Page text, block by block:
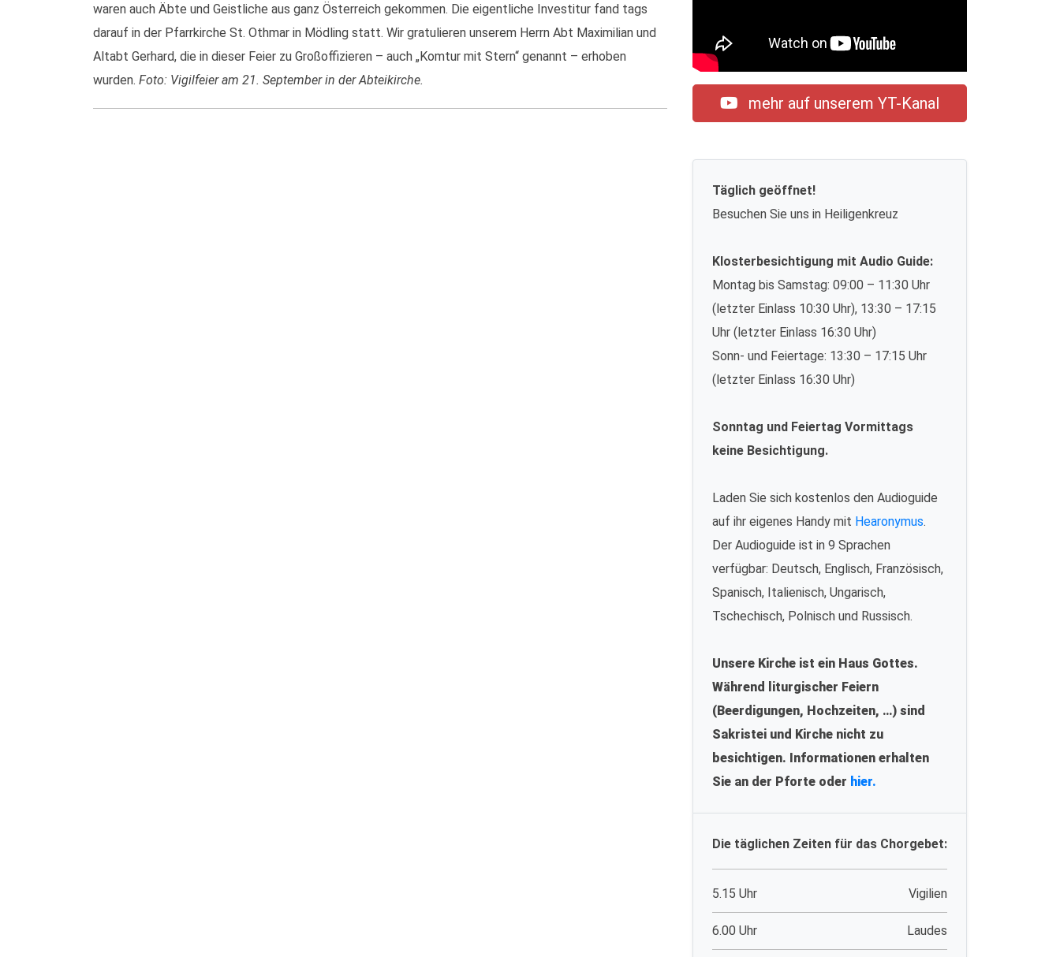
waren auch Äbte und Geistliche aus ganz Österreich gekommen. Die eigentliche Investitur fand tags
darauf in der Pfarrkirche St. Othmar in Mödling statt. Wir gratulieren unserem Herrn Abt Maximilian und
Altabt Gerhard, die in dieser Feier zu Großoffizieren – auch „Komtur mit Stern“ genannt – erhoben
wurden. Foto: Vigilfeier am 21. September in der Abteikirche.
mehr auf unserem YT-Kanal
Täglich geöffnet!
Besuchen Sie uns in Heiligenkreuz
Klosterbesichtigung mit Audio Guide:
Montag bis Samstag: 09:00 – 11:30 Uhr
(letzter Einlass 10:30 Uhr), 13:30 – 17:15
Uhr (letzter Einlass 16:30 Uhr)
Sonn- und Feiertage: 13:30 – 17:15 Uhr
(letzter Einlass 16:30 Uhr)
Sonntag und Feiertag Vormittags
keine Besichtigung.
Laden Sie sich kostenlos den Audioguide
auf ihr eigenes Handy mit Hearonymus.
Der Audioguide ist in 9 Sprachen
verfügbar: Deutsch, Englisch, Französisch,
Spanisch, Italienisch, Ungarisch,
Tschechisch, Polnisch und Russisch.
Unsere Kirche ist ein Haus Gottes.
Während liturgischer Feiern
(Beerdigungen, Hochzeiten, …) sind
Sakristei und Kirche nicht zu
besichtigen. Informationen erhalten
Sie an der Pforte oder hier.
Die täglichen Zeiten für das Chorgebet:
5.15 Uhr Vigilien
6.00 Uhr Laudes